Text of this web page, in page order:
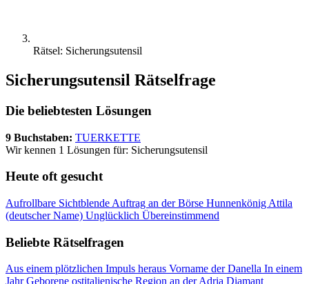
Rätsel: Sicherungsutensil
Sicherungsutensil Rätselfrage
Die beliebtesten Lösungen
9 Buchstaben: TUERKETTE
Wir kennen 1 Lösungen für: Sicherungsutensil
Heute oft gesucht
Aufrollbare Sichtblende Auftrag an der Börse Hunnenkönig Attila
(deutscher Name) Unglücklich Übereinstimmend
Beliebte Rätselfragen
Aus einem plötzlichen Impuls heraus Vorname der Danella In einem
Jahr Geborene ostitalienische Region an der Adria Diamant